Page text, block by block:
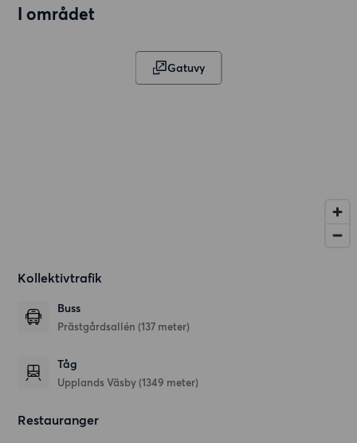
I området
Gatuvy
Kollektivtrafik
Buss
Prästgårdsallén (137 meter)
Tåg
Upplands Väsby (1349 meter)
Restauranger